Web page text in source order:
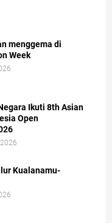
menggema di
Week
Ikuti 8th Asian
Open
Kualanamu-